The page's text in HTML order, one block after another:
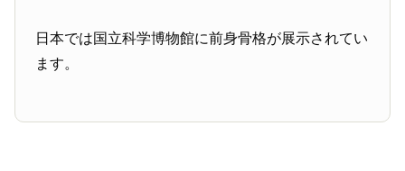
日本では国立科学博物館に前身骨格が展示されてい
ます。